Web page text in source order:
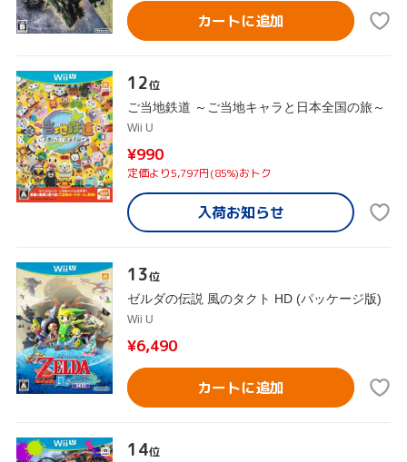
カートに追加
12位
ご当地鉄道 ～ご当地キャラと日本全国の旅～
Wii U
¥990
定価より5,797円(85%)おトク
入荷お知らせ
13位
ゼルダの伝説 風のタクト HD (パッケージ版)
Wii U
¥6,490
カートに追加
14位